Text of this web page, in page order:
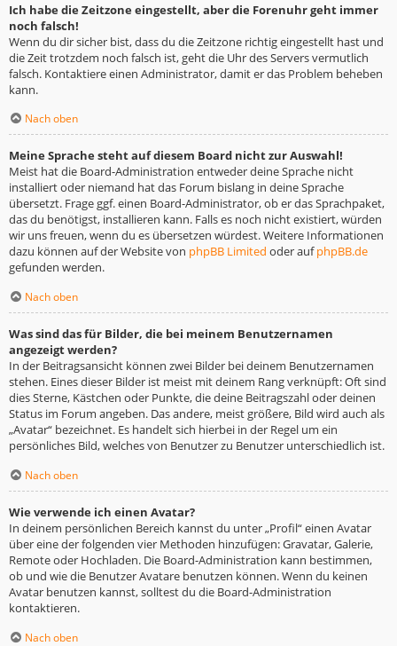
Ich habe die Zeitzone eingestellt, aber die Forenuhr geht immer
noch falsch!
Wenn du dir sicher bist, dass du die Zeitzone richtig eingestellt hast und
die Zeit trotzdem noch falsch ist, geht die Uhr des Servers vermutlich
falsch. Kontaktiere einen Administrator, damit er das Problem beheben
kann.
Nach oben
Meine Sprache steht auf diesem Board nicht zur Auswahl!
Meist hat die Board-Administration entweder deine Sprache nicht
installiert oder niemand hat das Forum bislang in deine Sprache
übersetzt. Frage ggf. einen Board-Administrator, ob er das Sprachpaket,
das du benötigst, installieren kann. Falls es noch nicht existiert, würden
wir uns freuen, wenn du es übersetzen würdest. Weitere Informationen
dazu können auf der Website von phpBB Limited oder aufphpBB.de
gefunden werden.
Nach oben
Was sind das für Bilder, die bei meinem Benutzernamen
angezeigt werden?
In der Beitragsansicht können zwei Bilder bei deinem Benutzernamen
stehen. Eines dieser Bilder ist meist mit deinem Rang verknüpft: Oft sind
dies Sterne, Kästchen oder Punkte, die deine Beitragszahl oder deinen
Status im Forum angeben. Das andere, meist größere, Bild wird auch als
„Avatar“ bezeichnet. Es handelt sich hierbei in der Regel um ein
persönliches Bild, welches von Benutzer zu Benutzer unterschiedlich ist.
Nach oben
Wie verwende ich einen Avatar?
In deinem persönlichen Bereich kannst du unter „Profil“ einen Avatar
über eine der folgenden vier Methoden hinzufügen: Gravatar, Galerie,
Remote oder Hochladen. Die Board-Administration kann bestimmen,
ob und wie die Benutzer Avatare benutzen können. Wenn du keinen
Avatar benutzen kannst, solltest du die Board-Administration
kontaktieren.
Nach oben